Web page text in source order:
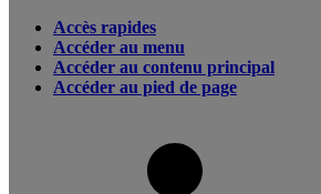
Accès rapides
Accéder au menu
Accéder au contenu principal
Accéder au pied de page